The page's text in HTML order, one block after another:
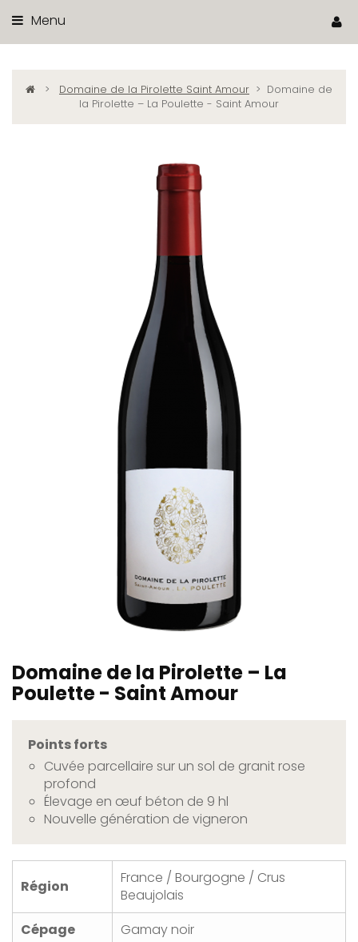
Menu
> Domaine de la Pirolette Saint Amour > Domaine de
la Pirolette – La Poulette - Saint Amour
Domaine de la Pirolette – La
Poulette - Saint Amour
Points forts
Cuvée parcellaire sur un sol de granit rose
profond
Élevage en œuf béton de 9 hl
Nouvelle génération de vigneron
Région
France / Bourgogne / Crus
Beaujolais
Cépage
Gamay noir